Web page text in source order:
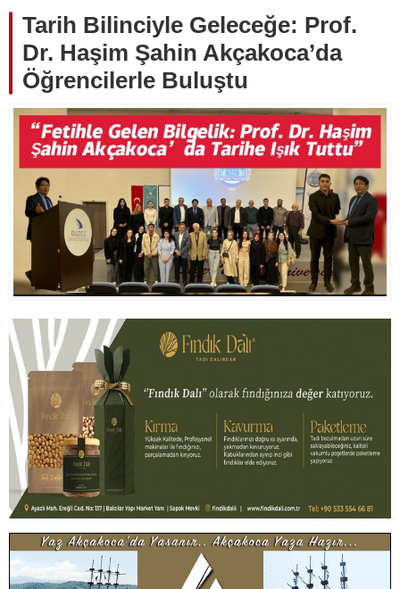
Tarih Bilinciyle Geleceğe: Prof.
Dr. Haşim Şahin Akçakoca’da
Öğrencilerle Buluştu